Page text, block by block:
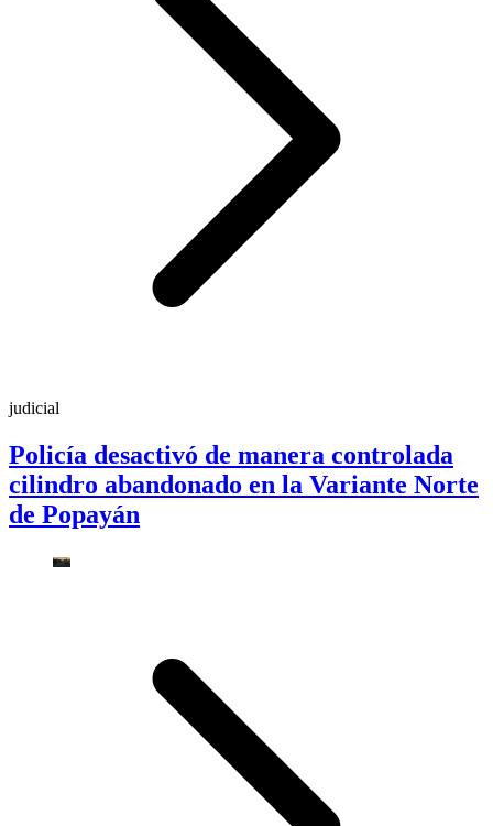
judicial
Policía desactivó de manera controlada
cilindro abandonado en la Variante Norte
de Popayán